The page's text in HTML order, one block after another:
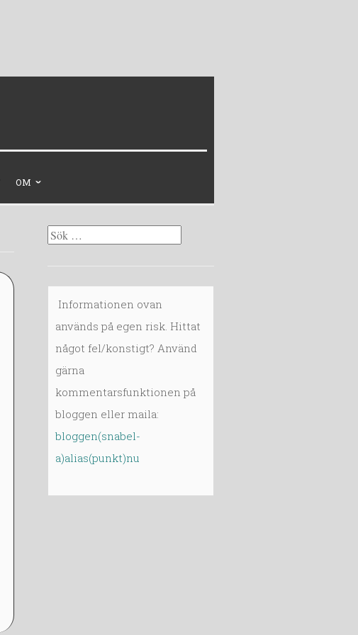
OM
Sök
Informationen ovan
används på egen risk. Hittat
något fel/konstigt? Använd
gärna
kommentarsfunktionen på
bloggen eller maila:
bloggen(snabel-
a)alias(punkt)nu